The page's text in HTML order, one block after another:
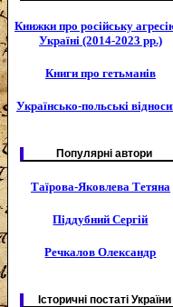
Книжки про російську
Україні (2014-2023 рр.)
Книги про гетьманів
Українсько-польські
Популярні автори
Таїрова-Яковлева Тетяна
Піддубний Сергій
Речкалов Олександр
Історичні постаті України